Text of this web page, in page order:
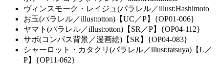
ヴィンスモーク・レイジュ(パラレル／illust:Hashimoto
お玉(パラレル／illust:otton)【UC／P】{OP01-006}
ヤマト(パラレル／illust:otton)【SR／P】{OP04-112}
サボ(コンパス背景／漫画絵)【SR】{OP04-083}
シャーロット・カタクリ(パラレル／illust:tatsuya)【L／
P】{OP11-062}